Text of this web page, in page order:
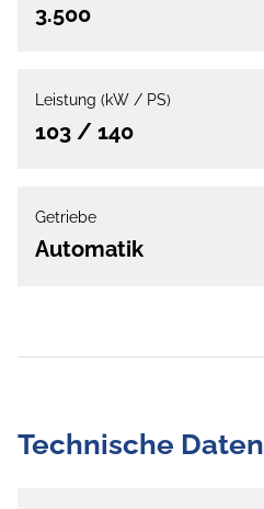
3.500
Leistung (kW / PS)
103 / 140
Getriebe
Automatik
Technische Daten